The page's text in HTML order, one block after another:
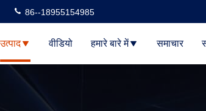
86--18955154985
उत्पाद वीडियो हमारे बारे में समाचार